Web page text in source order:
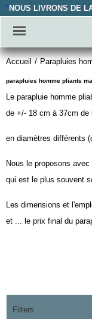
" NOUS LIVRONS DE
Accueil / Parapluies
parapluies homme pliants
Le parapluie homme
de +/- 18 cm à 37cm de
en diamètres différents
Nous le proposons
qui est le plus souvent
Les dimensions et
et ... le prix final du
Filters